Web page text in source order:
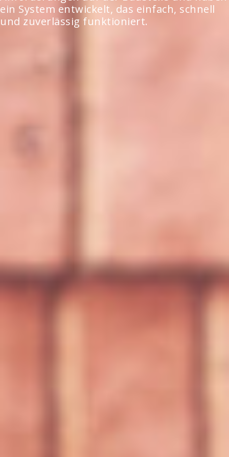
eigenfinanziert hat. Wir kennen die
Anforderungen auf der Baustelle und haben
ein System entwickelt, das einfach, schnell